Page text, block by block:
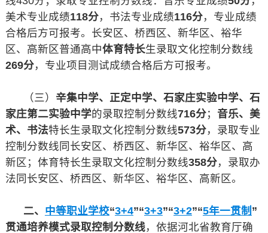
美术专业成绩118分，书法专业成绩116分，专业成绩
合格后方可报考。长安区、桥西区、新华区、裕华
区、高新区普通高中体育特长生录取文化控制分数线
269分，专业项目测试成绩合格后方可报考。
（三） 辛集中学、正定中学、石家庄实验中学、石
家庄第二实验中学的录取控制分数线716分； 音乐、美
术、书法特长生录取文化控制分数线573分，录取专业
控制分数线同长安区、桥西区、新华区、裕华区、高
新区；体育特长生录取文化控制分数线358分，录取办
法同长安区、桥西区、新华区、裕华区、高新区。
二、 中等职业学校“3+4”“3+3”“3+2”“5年一贯制 ”
贯通培养模式录取控制分数线，依据河北省教育厅确